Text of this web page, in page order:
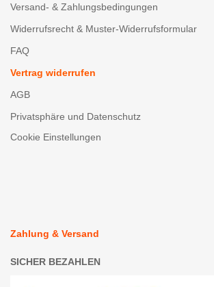
Versand- & Zahlungsbedingungen
Widerrufsrecht & Muster-Widerrufsformular
FAQ
Vertrag widerrufen
AGB
Privatsphäre und Datenschutz
Cookie Einstellungen
Zahlung & Versand
SICHER BEZAHLEN